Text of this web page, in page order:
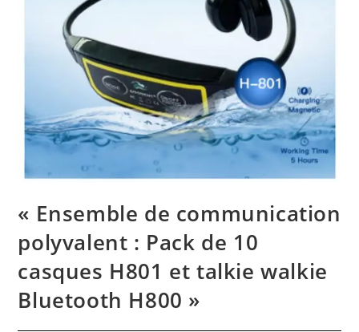
« Ensemble de communication
polyvalent : Pack de 10
casques H801 et talkie walkie
Bluetooth H800 »